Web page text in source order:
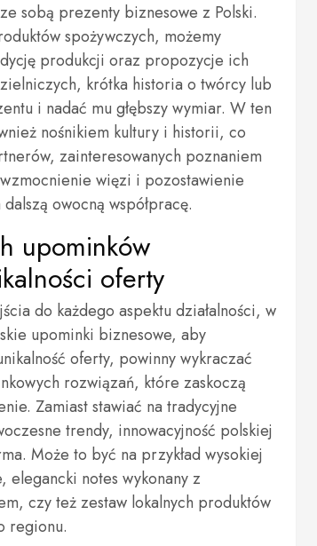
sobą prezenty biznesowe z Polski.
spożywczych, możemy
produkcji oraz propozycje ich
krótka historia o twórcy lub
i nadać mu głębszy wymiar. W ten
nośnikiem kultury i historii, co
zainteresowanych poznaniem
więzi i pozostawienie
owocną współpracę.
upominków
oferty
do każdego aspektu działalności, w
upominki biznesowe, aby
oferty, powinny wykraczać
rozwiązań, które zaskoczą
Zamiast stawiać na tradycyjne
trendy, innowacyjność polskiej
Może to być na przykład wysokiej
elegancki notes wykonany z
czy też zestaw lokalnych produktów
regionu.